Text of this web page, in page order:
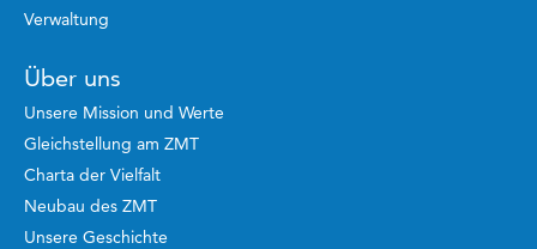
Verwaltung
Über uns
Unsere Mission und Werte
Gleichstellung am ZMT
Charta der Vielfalt
Neubau des ZMT
Unsere Geschichte